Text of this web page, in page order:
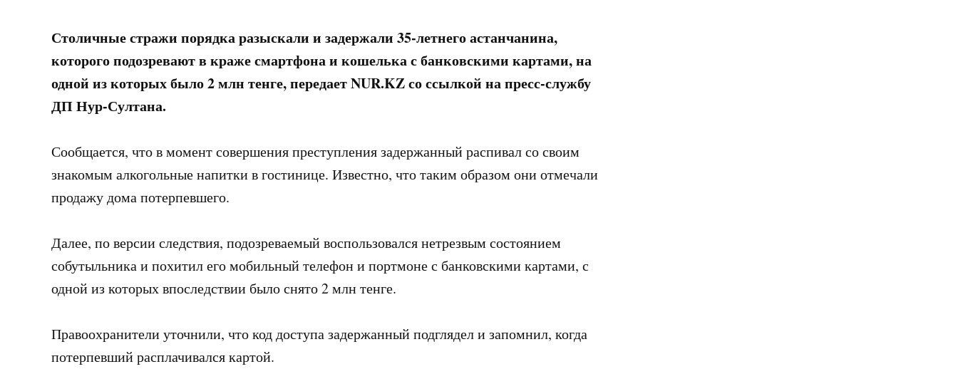
Столичные стражи порядка разыскали и задержали 35-летнего астанчанина,
которого подозревают в краже смартфона и кошелька с банковскими картами, на
одной из которых было 2 млн тенге, передает NUR.KZ со ссылкой на пресс-службу
ДП Нур-Султана.
Сообщается, что в момент совершения преступления задержанный распивал со своим
знакомым алкогольные напитки в гостинице. Известно, что таким образом они отмечали
продажу дома потерпевшего.
Далее, по версии следствия, подозреваемый воспользовался нетрезвым состоянием
собутыльника и похитил его мобильный телефон и портмоне с банковскими картами, с
одной из которых впоследствии было снято 2 млн тенге.
Правоохранители уточнили, что код доступа задержанный подглядел и запомнил, когда
потерпевший расплачивался картой.